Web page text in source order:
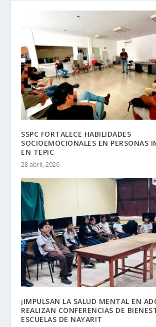
SSPC FORTALECE HABILIDADES
SOCIOEMOCIONALES EN PERSONAS
EN TEPIC
28 abril, 2026
¡IMPULSAN LA SALUD MENTAL EN
REALIZAN CONFERENCIAS DE
ESCUELAS DE NAYARIT